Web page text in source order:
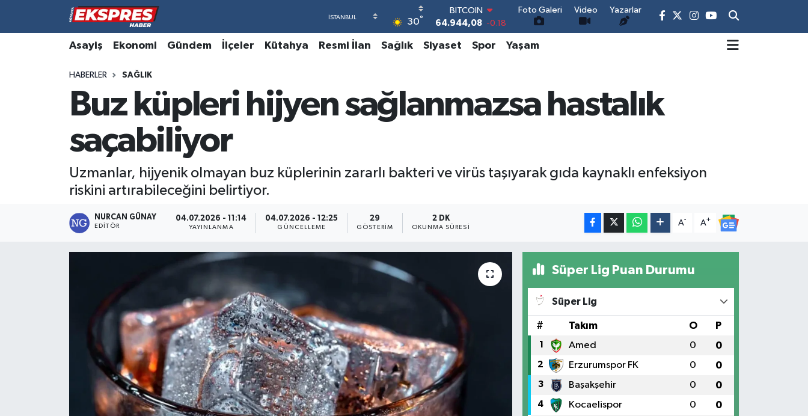
30°
DOLAR
47,7436
0.18
EURO
55,2510 0.32
6660.55 0.03
BİST100
Foto Galeri Video Yazarlar
Asayiş Ekonomi Gündem İlçeler Kütahya Resmi İlan Sağlık Siyaset Spor Yaşam
HABERLER SAĞLIK
Buz küpleri hijyen sağlanmazsa hastalık
saçabiliyor
Uzmanlar, hijyenik olmayan buz küplerinin zararlı bakteri ve virüs taşıyarak gıda kaynaklı enfeksiyon
riskini artırabileceğini belirtiyor.
NURCAN GÜNAY
EDITÖR
04.07.2026 - 11:14
YAYINLANMA
04.07.2026 - 12:25
GÜNCELLEME
29
GÖSTERIM
2 DK
OKUNMA SÜRESI
A- A+
Süper Lig Puan Durumu
Süper Lig
# Takım O P
1 Amed 0 0
2 Erzurumspor FK 0 0
3 Başakşehir 0 0
4 Kocaelispor 0 0
Altıntaş
Aslanapa
Biyografiler
Domaniç
Hava Durumu
Trafik Durumu
Süper Lig Puan Durumu ve Fikstür
Tüm Manşetler
Son Dakika Haberleri